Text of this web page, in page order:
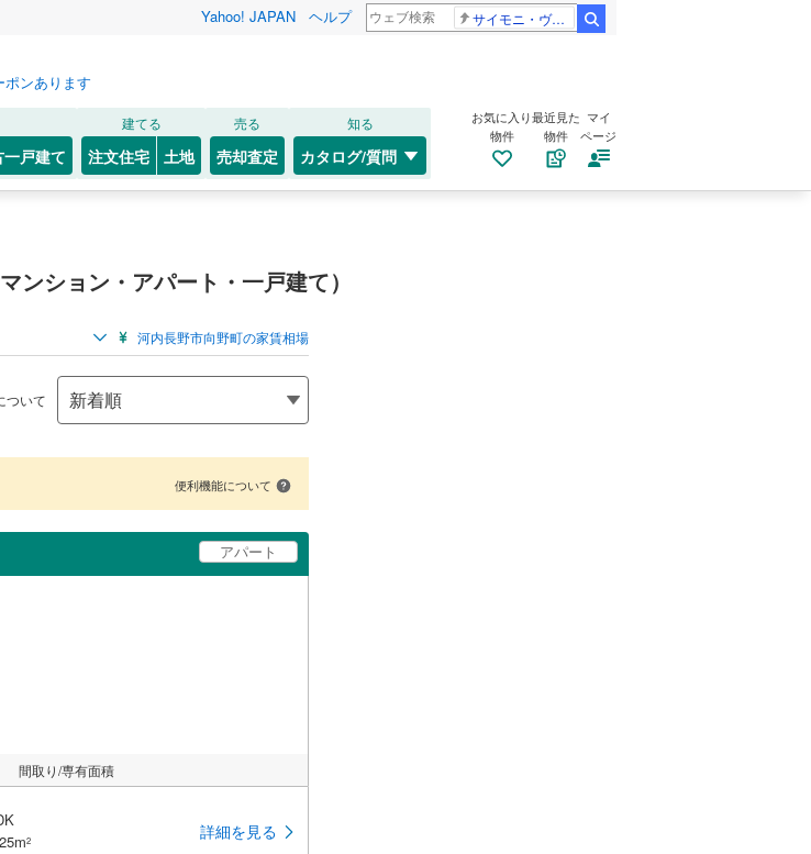
Yahoo! JAPAN ヘルプ サイモニ・ヴニランギ 死去
ポンあります
戸建て
建てる
注文住宅 土地
売る
売却査定
知る
カタログ/質問
お気に入り
物件
最近見た
物件
マイ
ページ
マンション・アパート・一戸建て）
河内長野市向野町の家賃相場
ついて
便利機能について
アパート
間取り/専有面積
2 詳細を見る